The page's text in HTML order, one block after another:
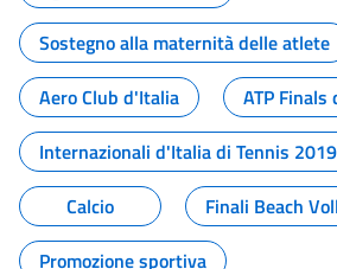
Sostegno alla maternità delle atlete
Aero Club d'Italia
ATP Finals
Internazionali d'Italia di Tennis 2019
Calcio
Finali Beach
Promozione sportiva